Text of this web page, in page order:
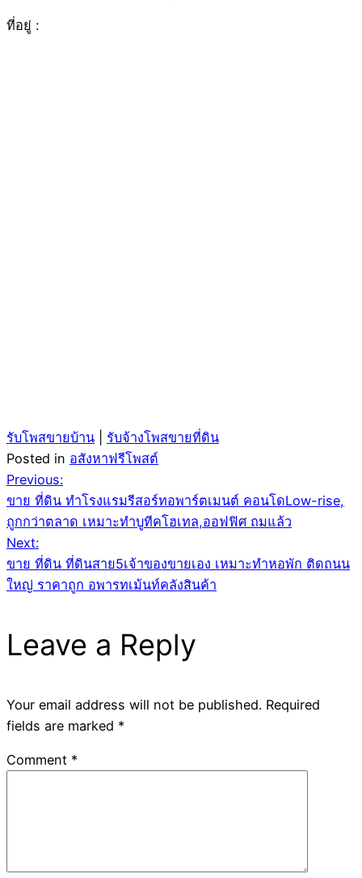
ที่อยู่ :
รับโพสขายบ้าน
รับจ้างโพสขายที่ดิน
Posted in อสังหาฟรีโพสต์
Post
navigation
Previous:
ขาย ที่ดิน ทำโรงแรมรีสอร์ทอพาร์ตเมนต์ คอนโดLow-rise,
ถูกกว่าตลาด เหมาะทำบูทีคโฮเทล,ออฟฟิศ ถมแล้ว
Next:
ขาย ที่ดิน ที่ดินสาย5เจ้าของขายเอง เหมาะทำหอพัก ติดถนน
ใหญ่ ราคาถูก อพารทเม้นท์คลังสินค้า
Leave a Reply
Your email address will not be published. Required
fields are marked *
Comment *